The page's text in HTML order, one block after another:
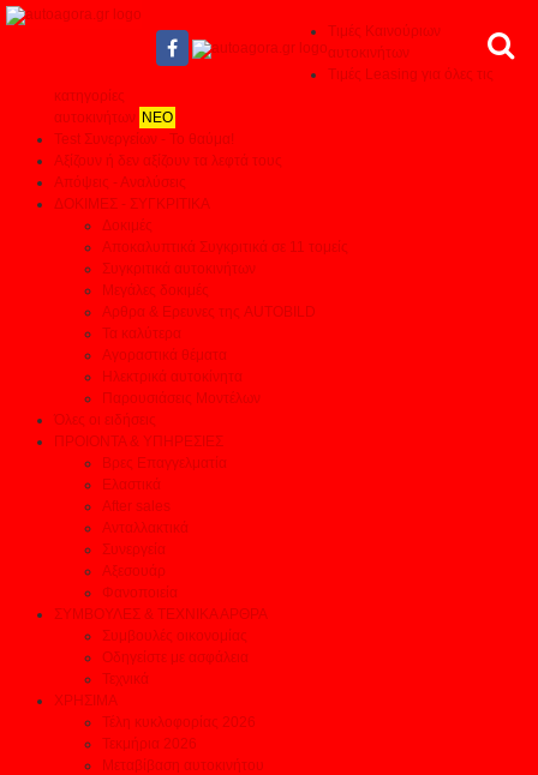
Τιμές Καινούριων
αυτοκινήτων
Τιμές Leasing για όλες τις
κατηγορίες
αυτοκινήτων ΝΕΟ
Test Συνεργείων - Το θαύμα!
Αξίζουν ή δεν αξίζουν τα λεφτά τους
Απόψεις - Αναλύσεις
ΔΟΚΙΜΕΣ - ΣΥΓΚΡΙΤΙΚΑ
Δοκιμές
Αποκαλυπτικά Συγκριτικά σε 11 τομείς
Συγκριτικά αυτοκινήτων
Μεγάλες δοκιμές
Αρθρα & Ερευνες της AUTOBILD
Τα καλύτερα
Αγοραστικά θέματα
Ηλεκτρικά αυτοκίνητα
Παρουσιάσεις Μοντέλων
Όλες οι ειδήσεις
ΠΡΟΙΟΝΤΑ & ΥΠΗΡΕΣΙΕΣ
Βρες Επαγγελματία
Ελαστικά
After sales
Ανταλλακτικά
Συνεργεία
Αξεσουάρ
Φανοποιεία
ΣΥΜΒΟΥΛΕΣ & ΤΕΧΝΙΚΑ ΑΡΘΡΑ
Συμβουλές οικονομίας
Οδηγείστε με ασφάλεια
Τεχνικά
ΧΡΗΣΙΜΑ
Τέλη κυκλοφορίας 2026
Τεκμήρια 2026
Μεταβίβαση αυτοκινήτου